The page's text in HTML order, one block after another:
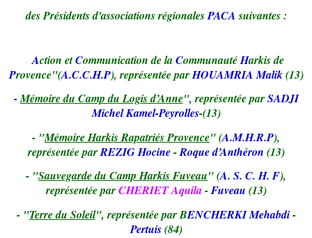
des Présidents d'associations régionalesPACAsuivantes :
Action etCommunication de laCommunautéHarkis de
Provence"(A.C.C.H.P), représentée parHOUAMRIA Malik(13)
-Mémoire du Camp du Logis d’Anne", représentée parSADJI
Michel Kamel-Peyrolles-(13)
- "Mémoire Harkis Rapatriés Provence" (A.M.H.R.P),
représentée parREZIG Hocine-Roque d’Anthéron (13)
- "Sauvegarde du Camp Harkis Fuveau" (A. S. C. H. F),
représentée parCHERIET Aquila-Fuveau (13)
- "Terre du Soleil", représentée par BENCHERKI Mehabdi-
Pertuis(84)